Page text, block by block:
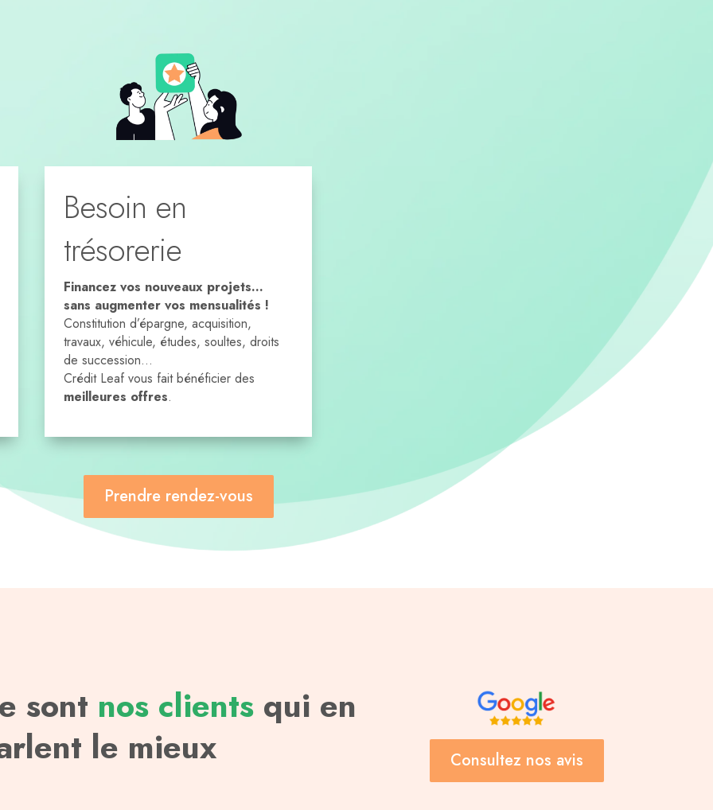
Besoin en
trésorerie
Financez vos nouveaux projets…
sans augmenter vos mensualités !
Constitution d’épargne, acquisition,
travaux, véhicule, études, soultes, droits
de succession…
Crédit Leaf vous fait bénéficier des
meilleures offres.
Prendre rendez-vous
sont nos clientsqui en
le mieux
Consultez nos avis